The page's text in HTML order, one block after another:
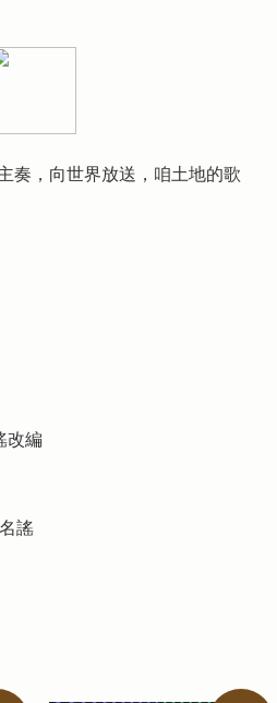
奏，向世界放送，咱土地的歌
改編
謠